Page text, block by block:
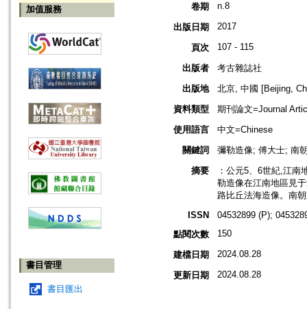
加值服務
書目管理
書目匯出
卷期
n.8
出版日期 2017
頁次 107 - 115
出版者
考古雜誌社
出版地
北京, 中國 [Beijing,
資料類型
期刊論文=Journal
使用語言
中文=Chinese
關鍵詞
彌勒造像; 傅大士; 南
摘要
：公元5、6世紀,江
勒造像在江南地區見
路比丘法海造像。南
ISSN
04532899 (P);
點閱次數
150
建檔日期 2024.08.28
更新日期 2024.08.28